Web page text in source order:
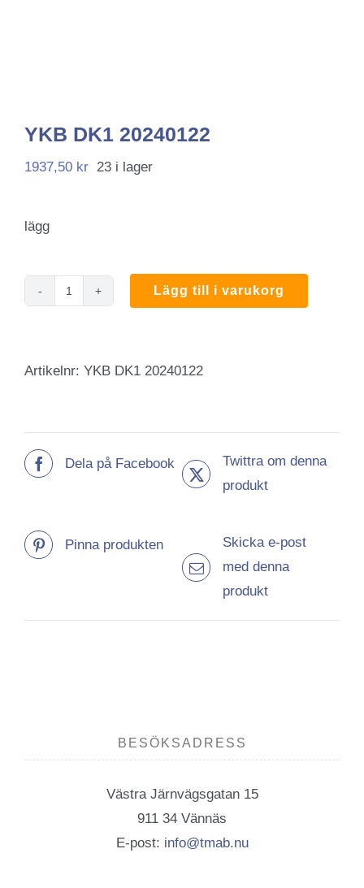
YKB DK1 20240122
1937,50 kr 23 i lager
lägg
mängd
Lägg till i varukorg
Artikelnr: YKB DK1 20240122
Dela på Facebook
Twittra om denna
produkt
Pinna produkten
Skicka e-post
med denna
produkt
BESÖKSADRESS
Västra Järnvägsgatan 15
911 34 Vännäs
E-post: info@tmab.nu